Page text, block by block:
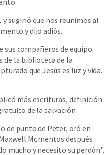
y sugirió que nos reunimos al
y dijo adiós.
sus compañeros de equipo,
de la biblioteca de la
que Jesús es luz y vida.
más escrituras, definición
de la salvación.
de punto de Peter, oró en
Momentos después
mucho y necesito su perdón".